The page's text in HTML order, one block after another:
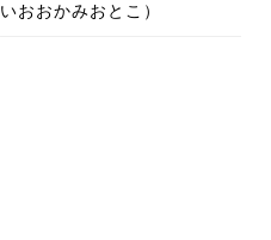
いおおかみおとこ）